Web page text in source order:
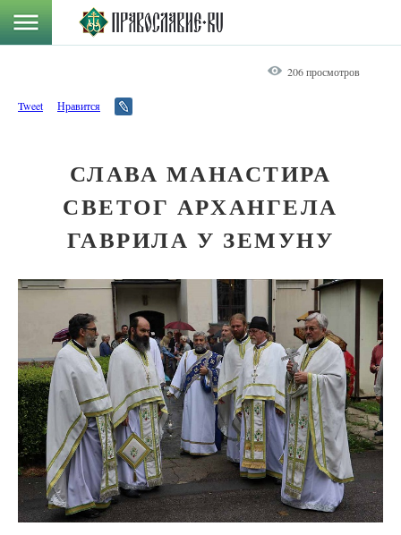
206 просмотров
Tweet Нравится
СЛАВА МАНАСТИРА
СВЕТОГ АРХАНГЕЛА
ГАВРИЛА У ЗЕМУНУ